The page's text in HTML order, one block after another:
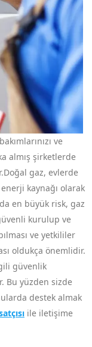
ve
almış şirketlerde
gaz, evlerde
kaynağı olarak
en büyük risk, gaz
kurulup ve
ve yetkililer
oldukça önemlidir.
güvenlik
Bu yüzden sizde
destek almak
ile iletişime